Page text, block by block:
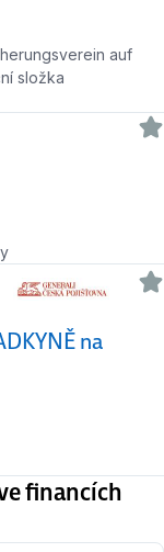
auf
složka
na
financích